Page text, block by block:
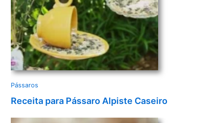
Pássaros
Receita para Pássaro Alpiste Caseiro